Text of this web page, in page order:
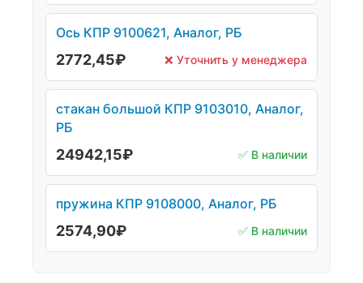
Ось КПР 9100621, Аналог, РБ
2772,45₽ ❌ Уточнить у менеджера
стакан большой КПР 9103010, Аналог,
РБ
24942,15₽ ✅ В наличии
пружина КПР 9108000, Аналог, РБ
2574,90₽ ✅ В наличии